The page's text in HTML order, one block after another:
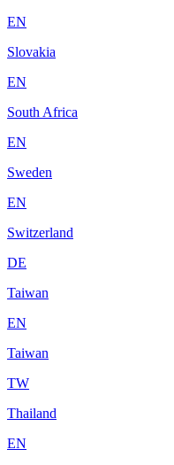
EN
Slovakia
EN
South Africa
EN
Sweden
EN
Switzerland
DE
Taiwan
EN
Taiwan
TW
Thailand
EN